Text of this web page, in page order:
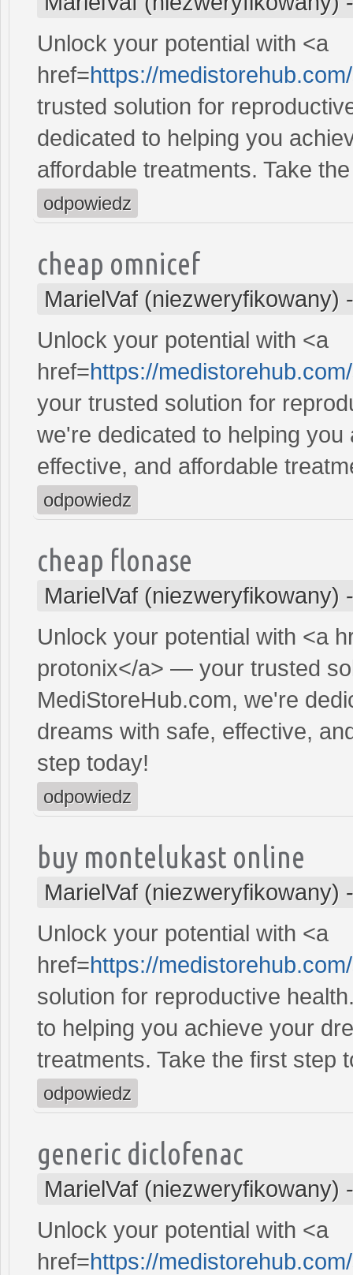
Unlock your potential with <a
href=https://
trusted solution for
dedicated to helping you
affordable treatments. Take
odpowiedz
cheap omnicef
MarielVaf (niezweryfikowany)
Unlock your potential with <a
href=https://
your trusted solution for
we're dedicated to helping
effective, and affordable
odpowiedz
cheap flonase
MarielVaf (niezweryfikowany)
Unlock your potential with <a
protonix</a> — your trusted
MediStoreHub.com, we're
dreams with safe, effective,
step today!
odpowiedz
buy montelukast online
MarielVaf (niezweryfikowany)
Unlock your potential with <a
href=https://
solution for reproductive
to helping you achieve your
treatments. Take the first step
odpowiedz
generic diclofenac
MarielVaf (niezweryfikowany)
Unlock your potential with <a
href=https://